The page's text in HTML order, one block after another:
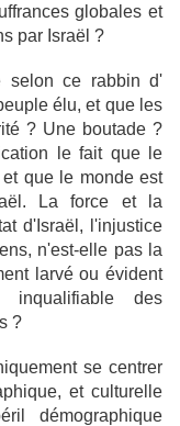
globales et
par Israël ?
selon ce rabbin d'
élu, et que les
? Une boutade ?
le fait que le
que le monde est
La force et la
d'Israël, l'injustice
n'est-elle pas la
larvé ou évident
inqualifiable des
?
se centrer
et culturelle
démographique